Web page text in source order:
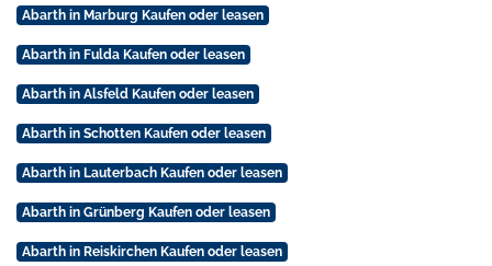
Abarth in Marburg Kaufen oder leasen
Abarth in Fulda Kaufen oder leasen
Abarth in Alsfeld Kaufen oder leasen
Abarth in Schotten Kaufen oder leasen
Abarth in Lauterbach Kaufen oder leasen
Abarth in Grünberg Kaufen oder leasen
Abarth in Reiskirchen Kaufen oder leasen